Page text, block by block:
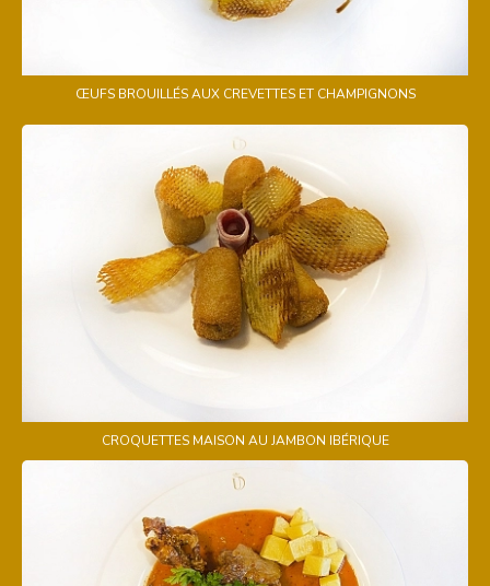
ŒUFS BROUILLÉS AUX CREVETTES ET CHAMPIGNONS
CROQUETTES MAISON AU JAMBON IBÉRIQUE